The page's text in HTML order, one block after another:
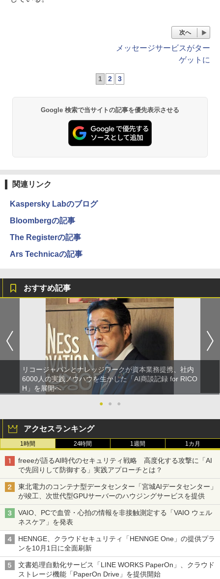
次へ
メッセージサービスがター
ゲットに
1 2 3
Google 検索で当サイトの記事を優先表示させる
関連リンク
Kaspersky Labのブログ
Bloombergの記事
The Registerの記事
Ars Technicaの記事
おすすめ記事
リコージャパンとナレッジワークが資本業務提携、社内
6000人の実践ノウハウを生かした「AI商談記録 for RICO
H」を展開へ
●
● ●
アクセスランキング
1時間 24時間 1週間 1カ月
freeeが語るAI時代のセキュリティ戦略 高度化する攻撃に「AI
で先回りして防御する」実践アプローチとは？
東北電力のコンテナ型データセンター「宮城AIデータセンター」
が竣工、次世代型GPUサーバーのハウジングサービスを提供
VAIO、PCで血管・心拍の情報を非接触測定する「VAIO ウェル
ネスケア」を発表
HENNGE、クラウドセキュリティ「HENNGE One」の提供プラ
ンを10月1日に全面刷新
文書処理自動化サービス「LINE WORKS PaperOn」、クラウド
ストレージ機能「PaperOn Drive」を提供開始